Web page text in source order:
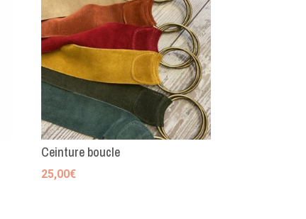
Ceinture boucle
25,00€